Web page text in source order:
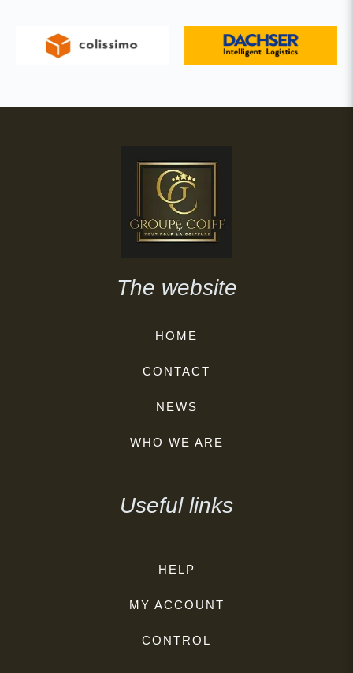
The website
HOME
CONTACT
NEWS
WHO WE ARE
Useful links
HELP
MY ACCOUNT
CONTROL